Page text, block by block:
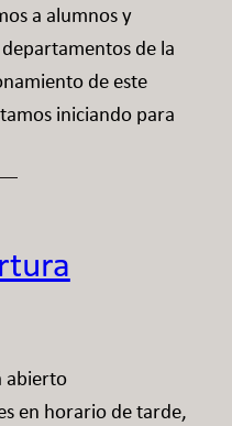
a alumnos y
de la
de este
iniciando para
abierto
en horario de tarde,